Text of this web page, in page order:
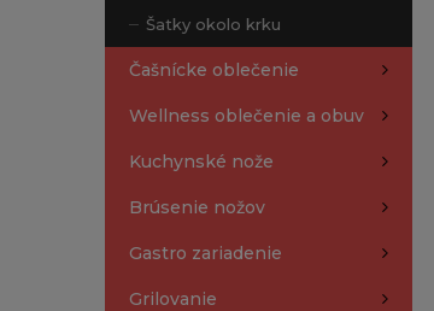
Šatky okolo krku
Čašnícke oblečenie
Wellness oblečenie a obuv
Kuchynské nože
Brúsenie nožov
Gastro zariadenie
Grilovanie